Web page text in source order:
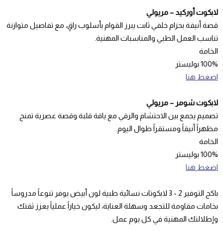
لابكوت أوركيد – مريولي
قصة أنيقة بحزام خلفي ثابت يبرز القوام بأسلوب راقٍ، مع تفاصيل متوازنة
تناسب العمل الطبي والمناسبات المهنية.
الخامة
100% بوليستر
اضغط هنا
لابكوت شومر – مريولي
تصميم يجمع بين الاحتشام والرقي مع ياقة قلبة وقصة عصرية تمنح
مظهراً أنيقاً ومستقراً طوال اليوم.
الخامة
100% بوليستر
اضغط هنا
باكج التوفير 2 - 3 لابكوتات نسائية طبية لون أبيض يوفر تنوعاً مدروساً
بخامات مقاومة للتجعد وسهلة العناية، ليكون خياراً عملياً يعزز ثقتك
وإطلالتك المهنية في كل يوم عمل.